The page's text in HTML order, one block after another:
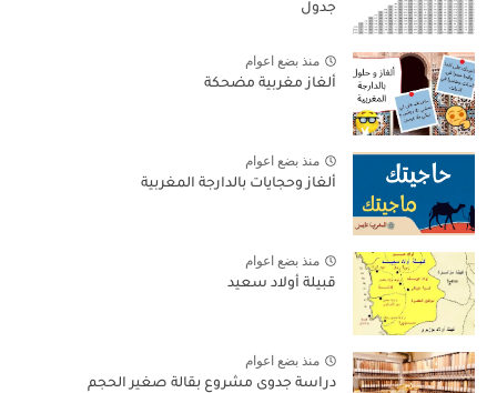
جدول
منذ بضع اعوام
ألغاز مغربية مضحكة
منذ بضع اعوام
ألغاز وحجايات بالدارجة المغربية
منذ بضع اعوام
قبيلة أولاد سعيد
منذ بضع اعوام
دراسة جدوى مشروع بقالة صغير الحجم